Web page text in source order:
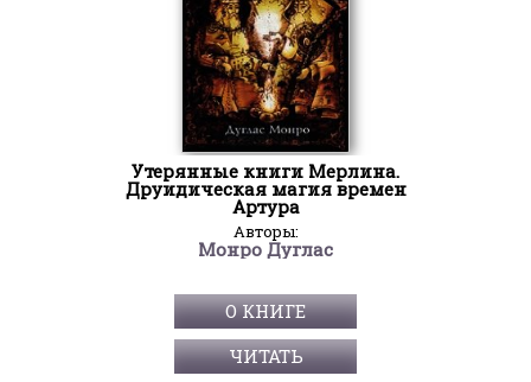
Утерянные книги Мерлина.
Друидическая магия времен
Артура
Авторы:
Монро Дуглас
О КНИГЕ
ЧИТАТЬ